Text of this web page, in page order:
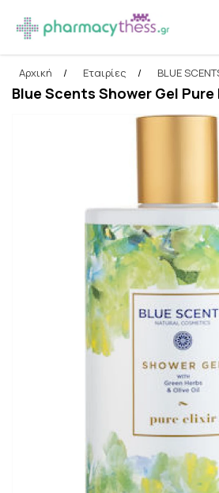
Αρχική / Εταιρίες / BLUE
Blue Scents Shower Gel Pure